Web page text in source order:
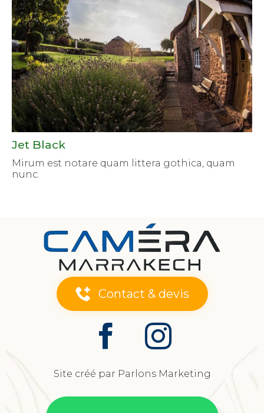
Jet Black
Mirum est notare quam littera gothica, quam
nunc.
Contact & devis
Site créé par Parlons Marketing